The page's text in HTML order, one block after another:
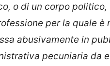
o di un corpo politico,
per la quale è
abusivamente in
pecuniaria da